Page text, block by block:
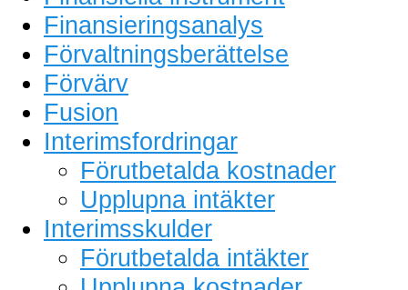
Finansieringsanalys
Förvaltningsberättelse
Förvärv
Fusion
Interimsfordringar
Förutbetalda kostnader
Upplupna intäkter
Interimsskulder
Förutbetalda intäkter